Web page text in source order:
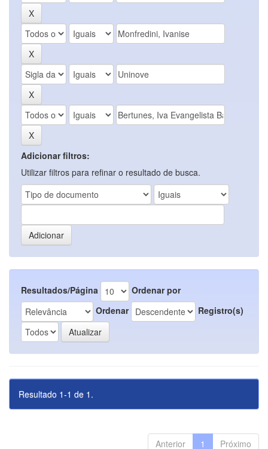
Adicionar filtros:
Utilizar filtros para refinar o resultado de busca.
Resultados/Página
Ordenar por
Ordenar
Registro(s)
Resultado 1-1 de 1.
Anterior 1 Próximo